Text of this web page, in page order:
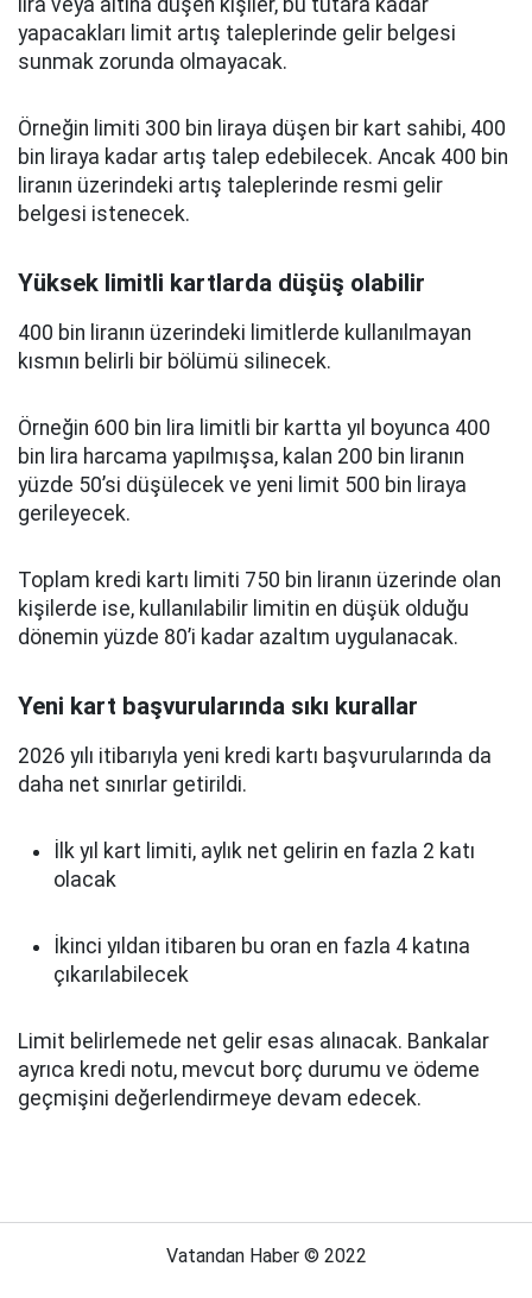
lira veya altına düşen kişiler, bu tutara kadar
yapacakları limit artış taleplerinde gelir belgesi
sunmak zorunda olmayacak.
Örneğin limiti 300 bin liraya düşen bir kart sahibi, 400
bin liraya kadar artış talep edebilecek. Ancak 400 bin
liranın üzerindeki artış taleplerinde resmi gelir
belgesi istenecek.
Yüksek limitli kartlarda düşüş olabilir
400 bin liranın üzerindeki limitlerde kullanılmayan
kısmın belirli bir bölümü silinecek.
Örneğin 600 bin lira limitli bir kartta yıl boyunca 400
bin lira harcama yapılmışsa, kalan 200 bin liranın
yüzde 50’si düşülecek ve yeni limit 500 bin liraya
gerileyecek.
Toplam kredi kartı limiti 750 bin liranın üzerinde olan
kişilerde ise, kullanılabilir limitin en düşük olduğu
dönemin yüzde 80’i kadar azaltım uygulanacak.
Yeni kart başvurularında sıkı kurallar
2026 yılı itibarıyla yeni kredi kartı başvurularında da
daha net sınırlar getirildi.
İlk yıl kart limiti, aylık net gelirin en fazla 2 katı
olacak
İkinci yıldan itibaren bu oran en fazla 4 katına
çıkarılabilecek
Limit belirlemede net gelir esas alınacak. Bankalar
ayrıca kredi notu, mevcut borç durumu ve ödeme
geçmişini değerlendirmeye devam edecek.
Vatandan Haber © 2022